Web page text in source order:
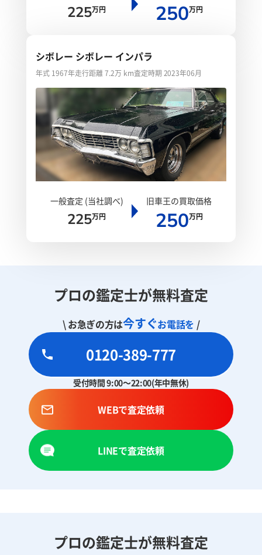
225万円 250万円
シボレー シボレー インパラ
年式 1967年走行距離 7.2万 km査定時期 2023年06月
一般査定 (当社調べ)
225万円
旧車王の買取価格
250万円
プロの鑑定士が無料査定
\ お急ぎの方は今すぐお電話を /
0120-389-777
受付時間 9:00～22:00(年中無休)
WEBで査定依頼
LINEで査定依頼
プロの鑑定士が無料査定